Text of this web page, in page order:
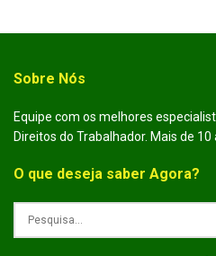
Sobre Nós
Equipe com os melhores
Direitos do Trabalhador. Mais de 10
O que deseja saber Agora?